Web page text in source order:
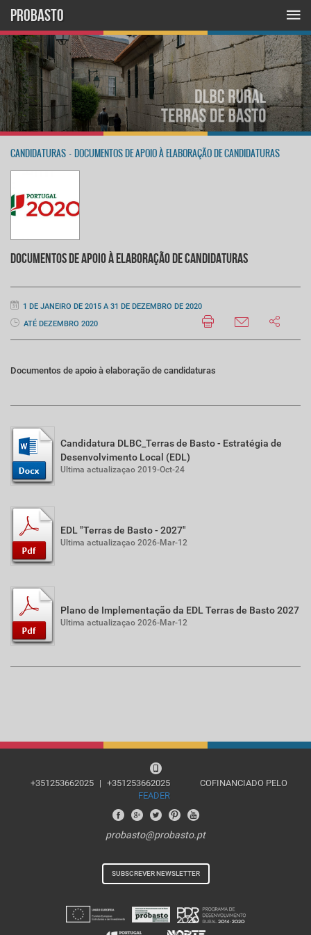
PROBASTO
CANDIDATURAS - DOCUMENTOS DE APOIO À ELABORAÇÃO DE CANDIDATURAS
DOCUMENTOS DE APOIO À ELABORAÇÃO DE CANDIDATURAS
1 DE JANEIRO DE 2015 A 31 DE DEZEMBRO DE 2020
ATÉ DEZEMBRO 2020
Documentos de apoio à elaboração de candidaturas
Candidatura DLBC_Terras de Basto - Estratégia de
Desenvolvimento Local (EDL)
Ultima actualizaçao 2019-Oct-24
EDL "Terras de Basto - 2027"
Ultima actualizaçao 2026-Mar-12
Plano de Implementação da EDL Terras de Basto 2027
Ultima actualizaçao 2026-Mar-12
+351253662025 | +351253662025
COFINANCIADO PELO
FEADER
probasto@probasto.pt
SUBSCREVER NEWSLETTER